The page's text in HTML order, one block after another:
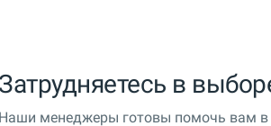
Затрудняетесь в
Наши менеджеры готовы помочь вам в